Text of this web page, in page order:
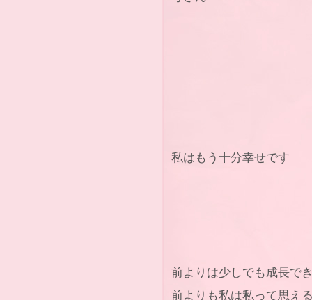
私はもう十分幸せです
前よりは少しでも成長で
前よりも私は私って思え